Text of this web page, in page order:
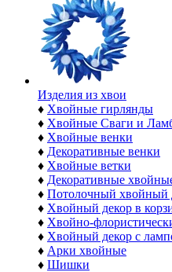
Изделия из хвои
♦ Хвойные гирлянды
♦ Хвойные Сваги и
♦ Хвойные венки
♦ Декоративные венки
♦ Хвойные ветки
♦ Декоративные
♦ Потолочный хвойный
♦ Хвойный декор в
♦ Хвойно-
♦ Хвойный декор с
♦ Арки хвойные
♦ Шишки